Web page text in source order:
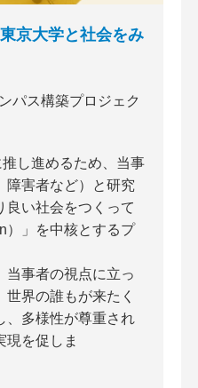
京大学と社会をみ
パス構築プロジェク
し進めるため、当事
障害者など）と研究
良い社会をつくって
）」を中核とするプ
当事者の視点に立っ
界の誰もが来たく
、多様性が尊重され
現を促しま